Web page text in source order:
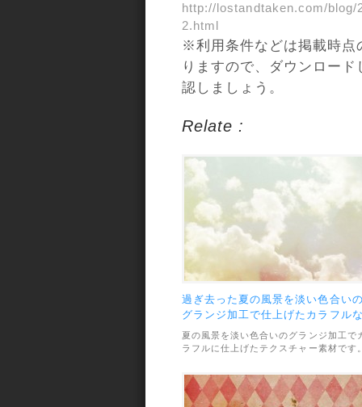
http://lostandtaken.com/
2.html
※利用条件などは掲載時点
りますので、ダウンロー
認しましょう。
Relate :
過ぎ去った夏の風景を淡い色合い
グランジ加工で仕上げたカラフル
テクスチャーセット
夏の風景を淡い色合いのグランジ加工で
ラフルに仕上げたテクスチャー素材です
てもムードのあるきれいなテクスチャー
す。全部で10枚のテクスチャーがセット
になっていて、利用範囲については個人